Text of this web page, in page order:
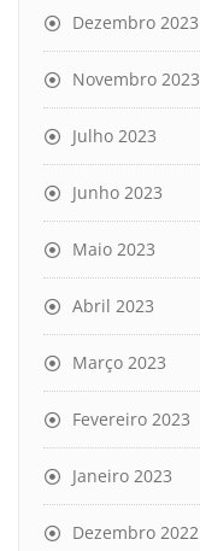
Dezembro 2023
Novembro 2023
Julho 2023
Junho 2023
Maio 2023
Abril 2023
Março 2023
Fevereiro 2023
Janeiro 2023
Dezembro 2022